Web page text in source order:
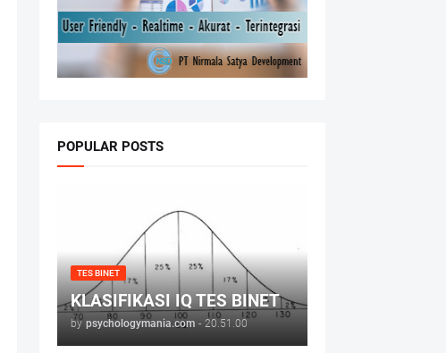
POPULAR POSTS
TES BINET
KLASIFIKASI IQ TES BINET
by psychologymania.com - 20.51.00